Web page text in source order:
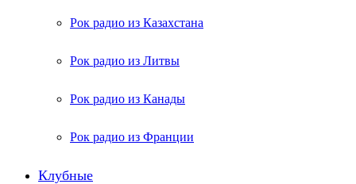
Рок радио из Казахстана
Рок радио из Литвы
Рок радио из Канады
Рок радио из Франции
Клубные